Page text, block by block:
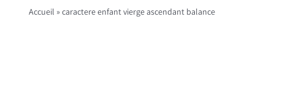
Accueil »caractere enfant vierge ascendant balance